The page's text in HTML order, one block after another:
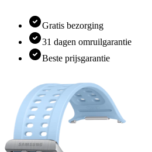
Gratis bezorging
31 dagen omruilgarantie
Beste prijsgarantie